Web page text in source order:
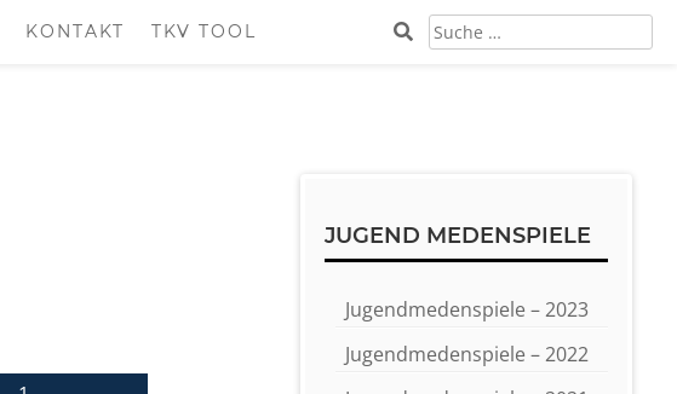
KONTAKT TKV TOOL
SUCHE
NACH:
JUGEND MEDENSPIELE
Jugendmedenspiele – 2023
Jugendmedenspiele – 2022